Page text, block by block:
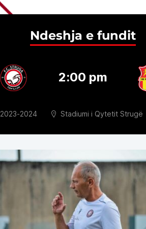
Ndeshja e fundit
2:00 pm
2023-2024 Stadiumi i Qytetit Strugë